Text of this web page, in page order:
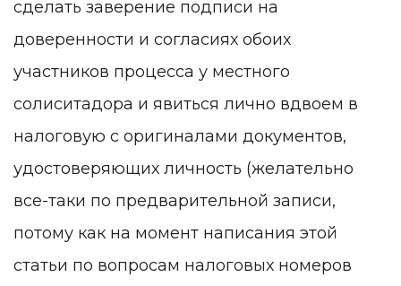
сделать заверение подписи на
доверенности и согласиях обоих
участников процесса у местного
солиситадора и явиться лично вдвоем в
налоговую с оригиналами документов,
удостоверяющих личность (желательно
все-таки по предварительной записи,
потому как на момент написания этой
статьи по вопросам налоговых номеров